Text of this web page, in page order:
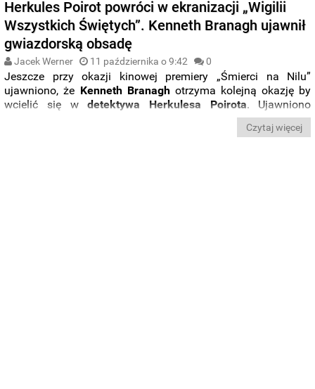
Herkules Poirot powróci w ekranizacji „Wigilii
Wszystkich Świętych”. Kenneth Branagh ujawnił
gwiazdorską obsadę
Jacek Werner 11 października o 9:42 0
Jeszcze przy okazji kinowej premiery „Śmierci na Nilu”
ujawniono, że Kenneth Branaghotrzyma kolejną okazję by
wcielić się wdetektywa Herkulesa Poirota. Ujawniono
właśnie, że w przygotowaniach znajduje się kryminalne
Wigilia Wszystkich
Czytaj więcej